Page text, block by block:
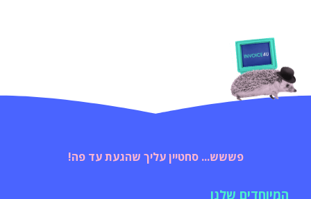
פששש... סחטיין עליך שהגעת עד פה!
המיוחדים שלנו